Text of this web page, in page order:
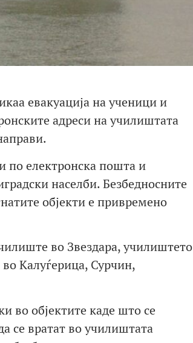
евакуација на ученици и
адреси на училиштата
по електронска пошта и
населби. Безбедносните
објекти е привремено
во Звездара, училиштето
Калуѓерица, Сурчин,
во објектите каде што се
се вратат во училиштата